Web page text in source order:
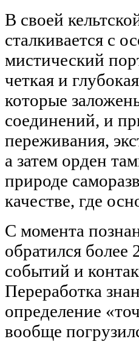
В своей
сталкивается с
мистический
четкая и
которые
соединений, и
переживания,
а затем орден
природе
качестве, где
С момента
обратился
событий и
Переработка
определение
вообще